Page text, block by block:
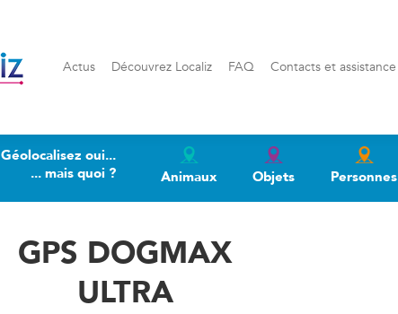
Actus Découvrez Localiz FAQ Contacts et assistance
Géolocalisez oui...
... mais quoi ?
Animaux Objets Personnes
GPS DOGMAX
ULTRA